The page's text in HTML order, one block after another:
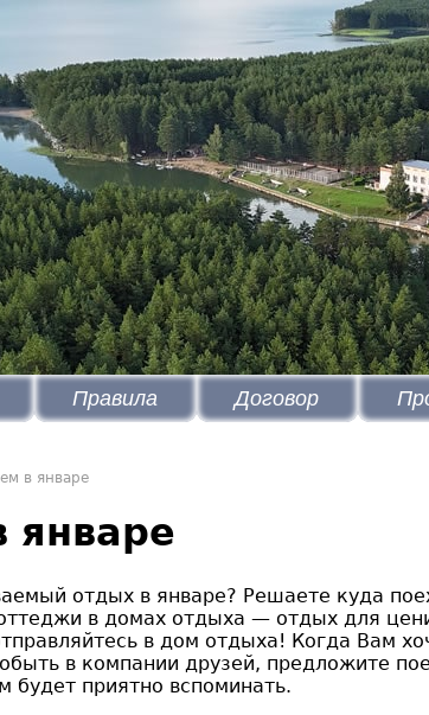
Правила Договор
в январе
январе
отдых в январе? Решаете куда
в домах отдыха — отдых для
в дом отдыха! Когда Вам
в компании друзей, предложите
приятно вспоминать.